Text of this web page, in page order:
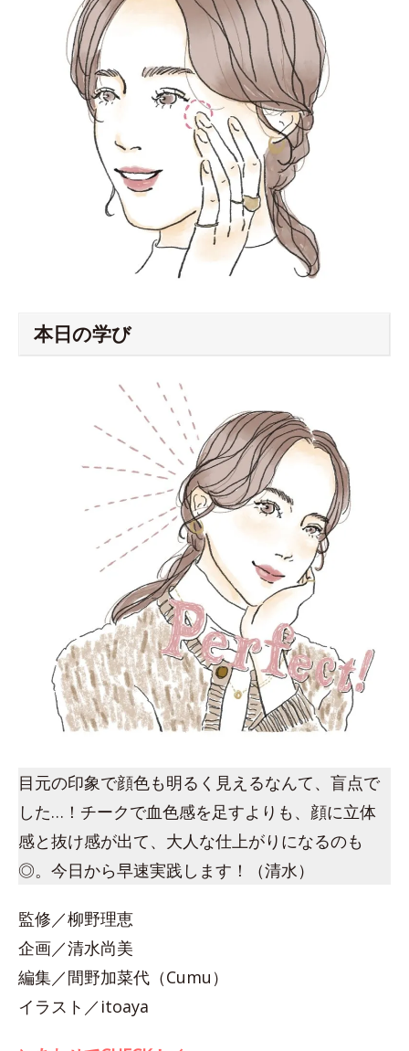
本日の学び
目元の印象で顔色も明るく見えるなんて、盲点で
した…！チークで血色感を足すよりも、顔に立体
感と抜け感が出て、大人な仕上がりになるのも
◎。今日から早速実践します！（清水）
監修／柳野理恵
企画／清水尚美
編集／間野加菜代（Cumu）
イラスト／itoaya